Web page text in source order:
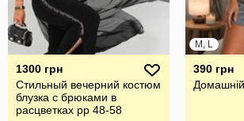
1300 грн
Стильный вечерний костюм
блузка с брюками в
расцветках рр 48-58
M, L
390 грн